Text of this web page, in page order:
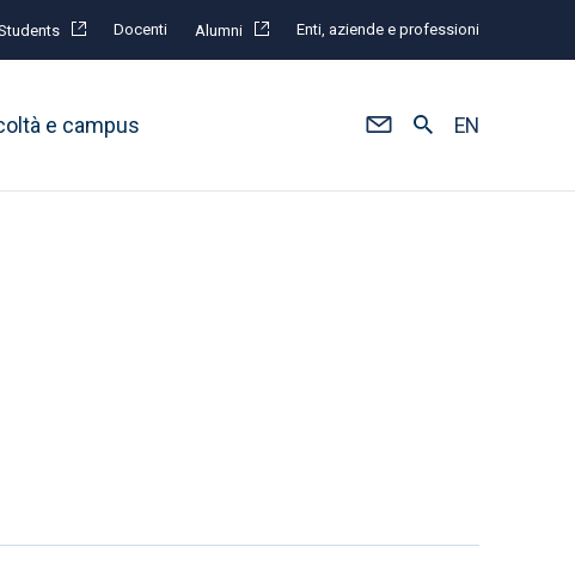
Docenti Alumni Enti, aziende e professioni
e campus EN